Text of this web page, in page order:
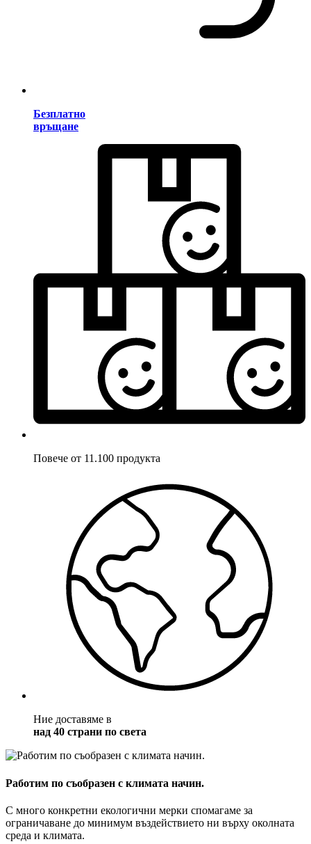
Безплатно
връщане
Повече от 11.100 продукта
Ние доставяме в
над 40 страни по света
Работим по съобразен с климата начин.
С много конкретни екологични мерки спомагаме за
ограничаване до минимум въздействието ни върху околната
среда и климата.